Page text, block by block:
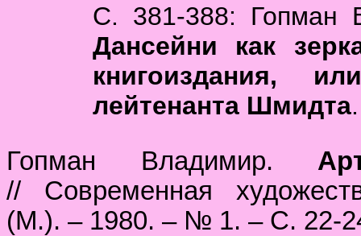
С. 381-388: Гопман
Дансейни как
книгоиздания,
лейтенанта Шмидта.
Гопман Владимир.
// Современная
(М.). – 1980. – № 1. – С. 22-